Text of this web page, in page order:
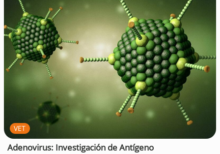
VET
Adenovirus: Investigación de Antígeno